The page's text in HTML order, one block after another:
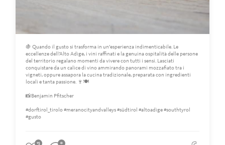
🍇 Quando il gusto si trasforma in un’esperienza indimenticabile. Le
eccellenze dell’Alto Adige, i vini raffinati e la genuina ospitalità delle persone
del territorio regalano momenti da vivere con tutti i sensi. Lasciati
conquistare da un calice di vino ammirando panorami mozzafiato tra i
vigneti, oppure assapora la cucina tradizionale, preparata con ingredienti
locali e tanta passione. 🍷🍽️
📸Benjamin Pfitscher
#dorftirol_tirolo #meranocityandvalleys #südtirol #altoadige #southtyrol
#gusto
15 0